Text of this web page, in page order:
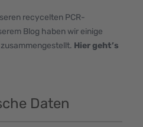
recycelten PCR-
Blog haben wir einige
Hier geht’s
Daten